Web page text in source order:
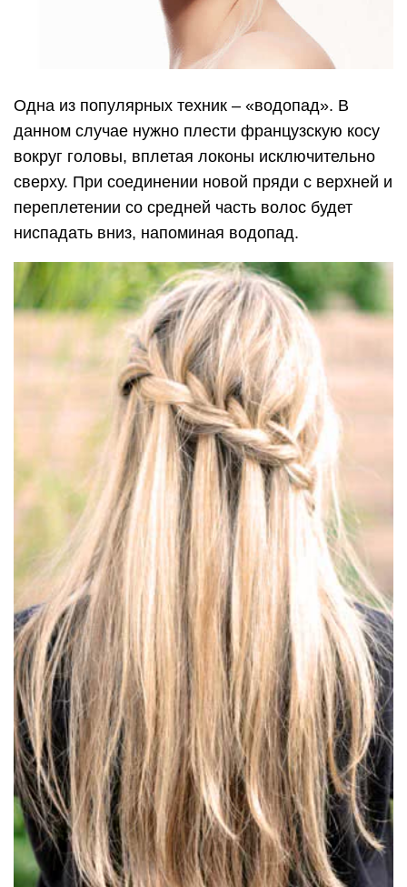
Одна из популярных техник – «водопад». В
данном случае нужно плести французскую косу
вокруг головы, вплетая локоны исключительно
сверху. При соединении новой пряди с верхней и
переплетении со средней часть волос будет
ниспадать вниз, напоминая водопад.